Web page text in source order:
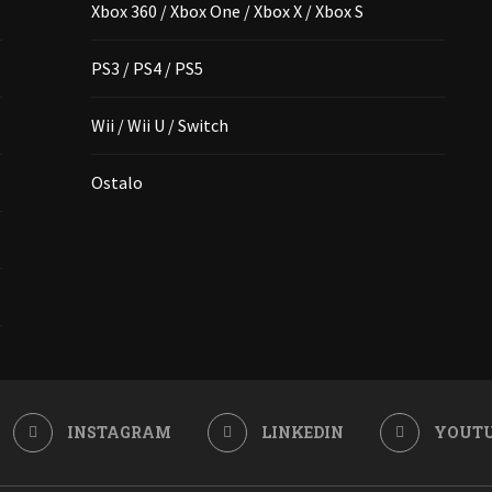
Xbox 360 / Xbox One / Xbox X / Xbox S
PS3 / PS4 / PS5
Wii / Wii U / Switch
Ostalo
INSTAGRAM LINKEDIN